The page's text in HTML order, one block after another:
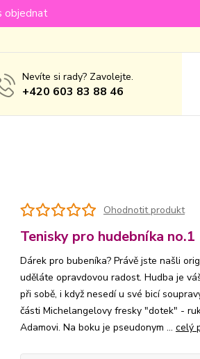
objednat
Nevíte si rady? Zavolejte.
+420 603 83 88 46
Ohodnotit produkt
Tenisky pro hudebníka no.1
Dárek pro bubeníka? Právě jste našli
uděláte opravdovou radost. Hudba je
při sobě, i když nesedí u své bicí
části Michelangelovy fresky "dotek" -
Adamovi. Na boku je pseudonym ... celý